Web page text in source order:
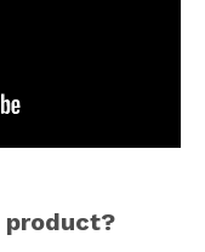
product?